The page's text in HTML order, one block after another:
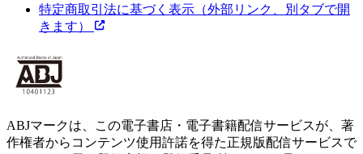
特定商取引法に基づく表示 （外部リンク、別タブで開
きます）
ABJマークは、この電子書店・電子書籍配信サービスが、著
作権者からコンテンツ使用許諾を得た正規版配信サービスで